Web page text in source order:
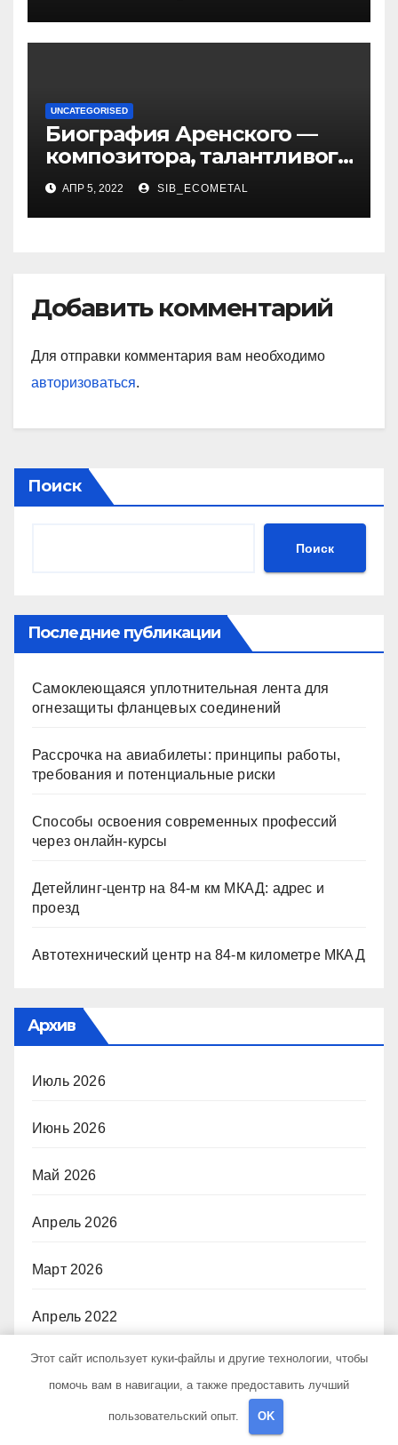
UNCATEGORISED
Биография Аренского —
композитора, талантливого
музыканта и педагога
АПР 5, 2022 SIB_ECOMETAL
Добавить комментарий
Для отправки комментария вам необходимо
авторизоваться.
Поиск
Поиск
Последние публикации
Самоклеющаяся уплотнительная лента для
огнезащиты фланцевых соединений
Рассрочка на авиабилеты: принципы работы,
требования и потенциальные риски
Способы освоения современных профессий
через онлайн-курсы
Детейлинг-центр на 84-м км МКАД: адрес и
проезд
Автотехнический центр на 84-м километре МКАД
Архив
Июль 2026
Июнь 2026
Май 2026
Апрель 2026
Март 2026
Апрель 2022
Рубрики
Этот сайт использует куки-файлы и другие технологии, чтобы
помочь вам в навигации, а также предоставить лучший
пользовательский опыт. OK